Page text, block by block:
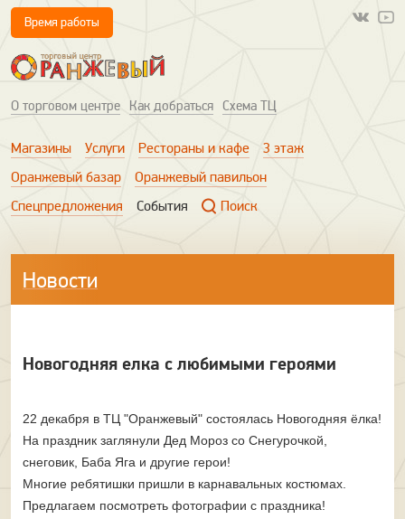
О торговом центре Как добраться Схема ТЦ
Время работы
Магазины Услуги Рестораны и кафе
3 этаж
Оранжевый базар
Оранжевый павильон
Спецпредложения
События Поиск
Новости
Новогодняя елка с любимыми героями
22 декабря в ТЦ "Оранжевый" состоялась Новогодняя ёлка!
На праздник заглянули Дед Мороз со Снегурочкой,
снеговик, Баба Яга и другие герои!
Многие ребятишки пришли в карнавальных костюмах.
Предлагаем посмотреть фотографии с праздника!